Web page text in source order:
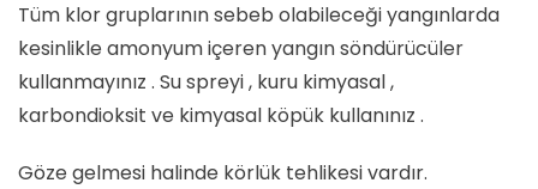
Tüm klor gruplarının sebeb olabileceği yangınlarda
kesinlikle amonyum içeren yangın söndürücüler
kullanmayınız . Su spreyi , kuru kimyasal ,
karbondioksit ve kimyasal köpük kullanınız .
Göze gelmesi halinde körlük tehlikesi vardır.